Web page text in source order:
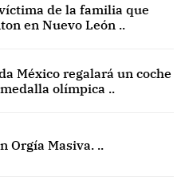
de la familia que
en Nuevo León ..
México regalará un coche
olímpica ..
Orgía Masiva. ..